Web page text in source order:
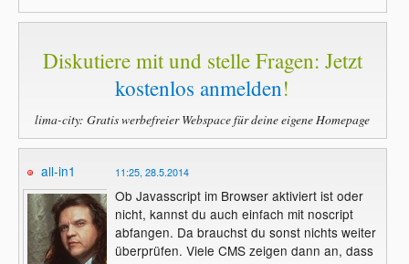
Diskutiere mit und stelle Fragen: Jetzt
kostenlos anmelden!
lima-city: Gratis werbefreier Webspace für deine eigene Homepage
all-in1 11:25, 28.5.2014
Ob Javasscript im Browser aktiviert ist oder
nicht, kannst du auch einfach mit noscript
abfangen. Da brauchst du sonst nichts weiter
überprüfen. Viele CMS zeigen dann an, dass